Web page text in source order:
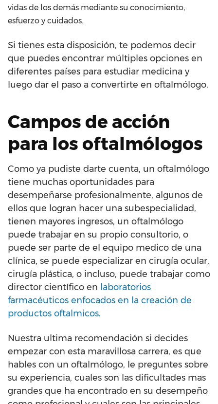
vidas de los demás mediante su conocimiento,
esfuerzo y cuidados.
Si tienes esta disposición, te podemos decir
que puedes encontrar múltiples opciones en
diferentes países para estudiar medicina y
luego dar el paso a convertirte en oftalmólogo.
Campos de acción
para los oftalmólogos
Como ya pudiste darte cuenta, un oftalmólogo
tiene muchas oportunidades para
desempeñarse profesionalmente, algunos de
ellos que logran hacer una subespecialidad,
tienen mayores ingresos, un oftalmólogo
puede trabajar en su propio consultorio, o
puede ser parte de el equipo medico de una
clínica, se puede especializar en cirugía ocular,
cirugía plástica, o incluso, puede trabajar como
director científico en laboratorios
farmacéuticos enfocados en la creación de
productos oftalmicos.
Nuestra ultima recomendación si decides
empezar con esta maravillosa carrera, es que
hables con un oftalmólogo, le preguntes sobre
su experiencia, cuales son las dificultades mas
grandes que ha encontrado en su desempeño